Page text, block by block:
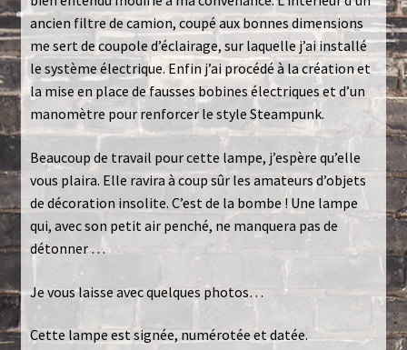
ancien filtre de camion, coupé aux bonnes dimensions
me sert de coupole d’éclairage, sur laquelle j’ai installé
le système électrique. Enfin j’ai procédé à la création et
la mise en place de fausses bobines électriques et d’un
manomètre pour renforcer le style Steampunk.
Beaucoup de travail pour cette lampe, j’espère qu’elle
vous plaira. Elle ravira à coup sûr les amateurs d’objets
de décoration insolite. C’est de la bombe ! Une lampe
qui, avec son petit air penché, ne manquera pas de
détonner …
Je vous laisse avec quelques photos…
Cette lampe est signée, numérotée et datée.